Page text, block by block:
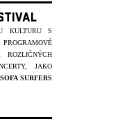
KULTURU S
ROZLIČNÝCH
JAKO
SOFA SURFERS